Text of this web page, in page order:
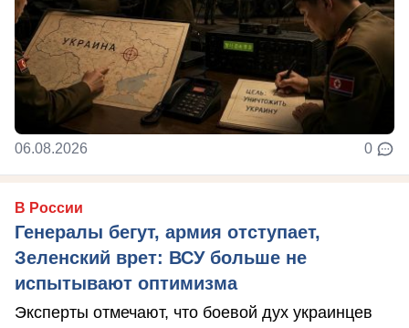
06.08.2026 0
В России
Генералы бегут, армия отступает,
Зеленский врет: ВСУ больше не
испытывают оптимизма
Эксперты отмечают, что боевой дух украинцев